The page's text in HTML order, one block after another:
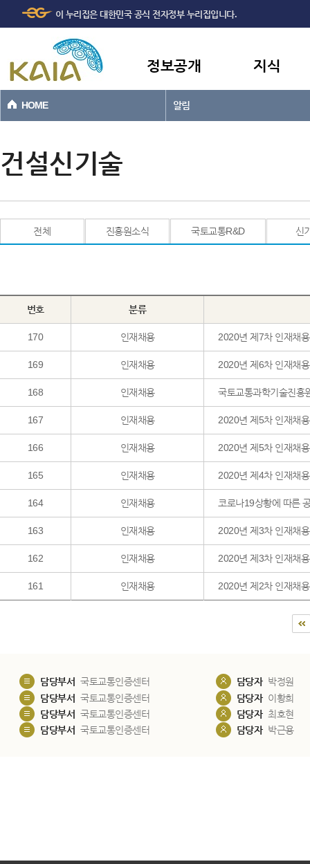
본문바로가기
이 누리집은 대한민국 공식 전자정부 누리집입니다.
정보공개 지식
HOME 알림
건설신기술
전체 진흥원소식 국토교통R&D 신
번호 분류
170 인재채용 2020년 제7차 인재채
169 인재채용 2020년 제6차 인재채
168 인재채용 국토교통과학기술진흥
167 인재채용 2020년 제5차 인재채
166 인재채용 2020년 제5차 인재채
165 인재채용 2020년 제4차 인재채
164 인재채용 코로나19상황에 따른
163 인재채용 2020년 제3차 인재채
162 인재채용 2020년 제3차 인재채
161 인재채용 2020년 제2차 인재채
담당부서 국토교통인증센터 담당자 박정원
담당부서 국토교통인증센터 담당자 이황희
담당부서 국토교통인증센터 담당자 최호현
담당부서 국토교통인증센터 담당자 박근용